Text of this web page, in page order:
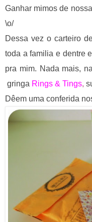
Ganhar mimos de
\o/
Dessa vez o carteiro
toda a familia e dentre
pra mim. Nada mais,
gringa Rings & Tings,
Dêem uma conferida